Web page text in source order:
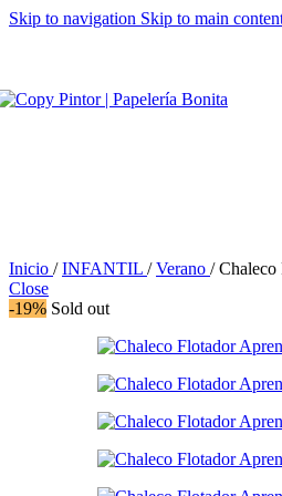
Skip to navigation Skip to main
Inicio / INFANTIL / Verano / Chaleco
Close
-19% Sold out